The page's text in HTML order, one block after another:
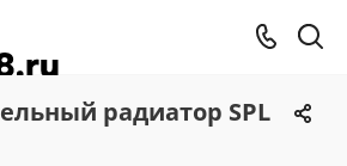
радиатор SPL